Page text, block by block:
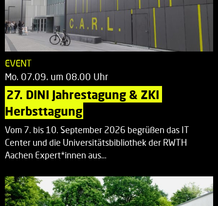
EVENT
Mo. 07.09. um 08.00 Uhr
27. DINI Jahrestagung & ZKI
Herbsttagung
Vom 7. bis 10. September 2026 begrüßen das IT
Center und die Universitätsbibliothek der RWTH
Aachen Expert*innen aus…